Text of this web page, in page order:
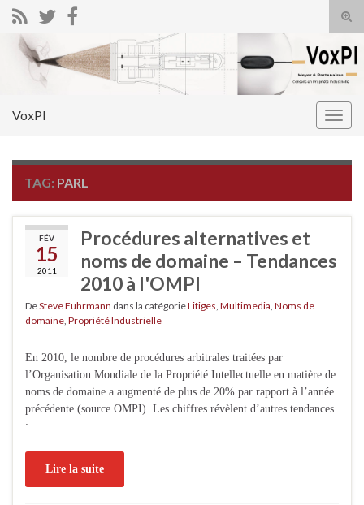
Search for:
VoxPI
TAG: PARL
FÉV
15
2011
Procédures alternatives et
noms de domaine – Tendances
2010 à l'OMPI
DeSteve Fuhrmann dans la catégorieLitiges Multimedia Noms de
domaine Propriété Industrielle
En 2010, le nombre de procédures arbitrales traitées par
l’Organisation Mondiale de la Propriété Intellectuelle en matière de
noms de domaine a augmenté de plus de 20% par rapport à l’année
précédente (source OMPI). Les chiffres révèlent d’autres tendances
:
Lire la suite